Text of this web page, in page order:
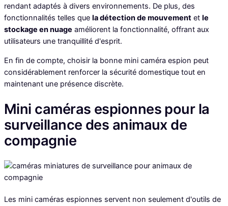
rendant adaptés à divers environnements. De plus, des
fonctionnalités telles que la détection de mouvement et le
stockage en nuage améliorent la fonctionnalité, offrant aux
utilisateurs une tranquillité d'esprit.
En fin de compte, choisir la bonne mini caméra espion peut
considérablement renforcer la sécurité domestique tout en
maintenant une présence discrète.
Mini caméras espionnes pour la
surveillance des animaux de
compagnie
Les mini caméras espionnes servent non seulement d'outils de